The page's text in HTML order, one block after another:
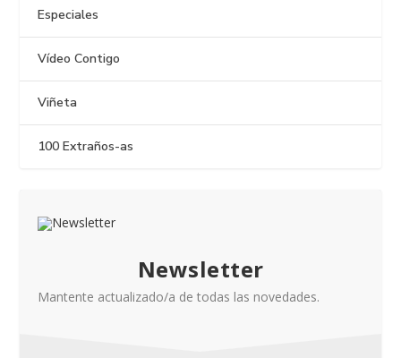
Especiales
Vídeo Contigo
Viñeta
100 Extraños-as
Newsletter
Mantente actualizado/a de todas las novedades.